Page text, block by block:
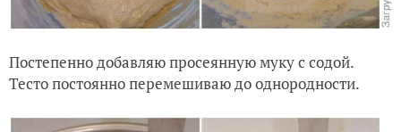
Постепенно добавляю просеянную муку с содой.
Тесто постоянно перемешиваю до однородности.